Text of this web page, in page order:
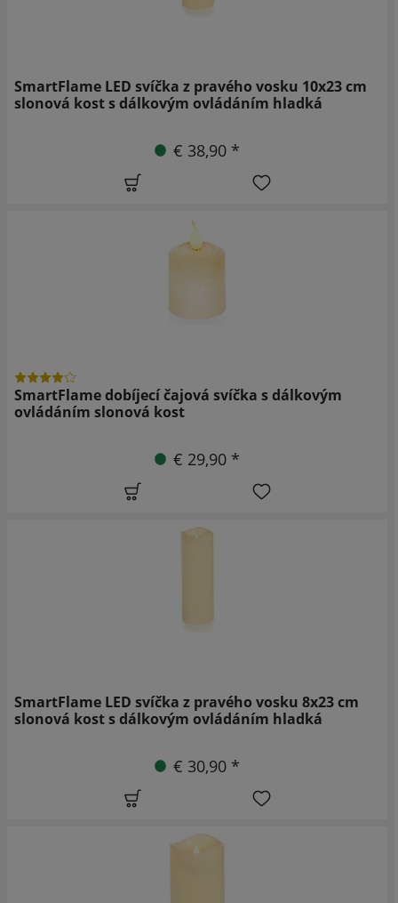
SmartFlame LED svíčka z pravého vosku 10x23 cm
slonová kost s dálkovým ovládáním hladká
€ 38,90 *
SmartFlame dobíjecí čajová svíčka s dálkovým
ovládáním slonová kost
€ 29,90 *
SmartFlame LED svíčka z pravého vosku 8x23 cm
slonová kost s dálkovým ovládáním hladká
€ 30,90 *